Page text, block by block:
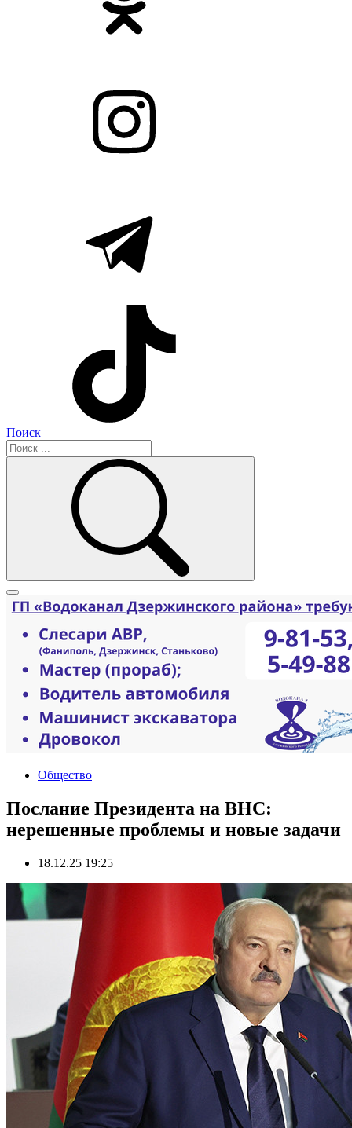
Поиск
Общество
Послание Президента на ВНС:
нерешенные проблемы и новые задачи
18.12.25 19:25